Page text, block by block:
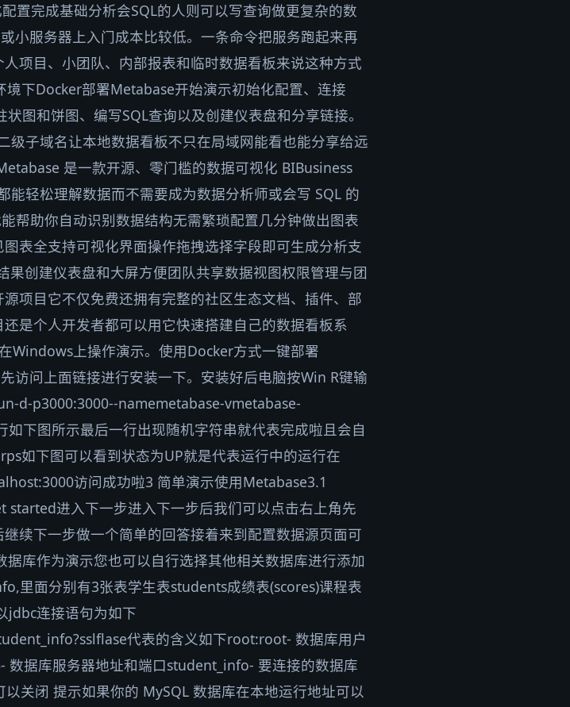
置完成基础分析会SQL的人则可以写查询做更复杂的数
小服务器上入门成本比较低。一条命令把服务跑起来再
项目、小团队、内部报表和临时数据看板来说这种方式
下Docker部署Metabase开始演示初始化配置、连接
图和饼图、编写SQL查询以及创建仪表盘和分享链接。
级子域名让本地数据看板不只在局域网能看也能分享给远
是一款开源、零门槛的数据可视化 BIBusiness
轻松理解数据而不需要成为数据分析师或会写 SQL 的
帮助你自动识别数据结构无需繁琐配置几分钟做出图表
表全支持可视化界面操作拖拽选择字段即可生成分析支
果创建仪表盘和大屏方便团队共享数据视图权限管理与团
项目它不仅免费还拥有完整的社区生态文档、插件、部
是个人开发者都可以用它快速搭建自己的数据看板系
Windows上操作演示。使用Docker方式一键部署
访问上面链接进行安装一下。安装好后电脑按Win R键输
d-p3000:3000--namemetabase-vmetabase-
下图所示最后一行出现随机字符串就代表完成啦且会自
如下图可以看到状态为UP就是代表运行中的运行在
访问成功啦3 简单演示使用Metabase3.1
进入下一步进入下一步后我们可以点击右上角先
续下一步做一个简单的回答接着来到配置数据源页面可
库作为演示您也可以自行选择其他相关数据库进行添加
里面分别有3张表学生表students成绩表(scores)课程表
jdbc连接语句为如下
代表的含义如下root:root- 数据库用户
数据库服务器地址和端口student_info- 要连接的数据库
关闭 提示如果你的 MySQL 数据库在本地运行地址可以